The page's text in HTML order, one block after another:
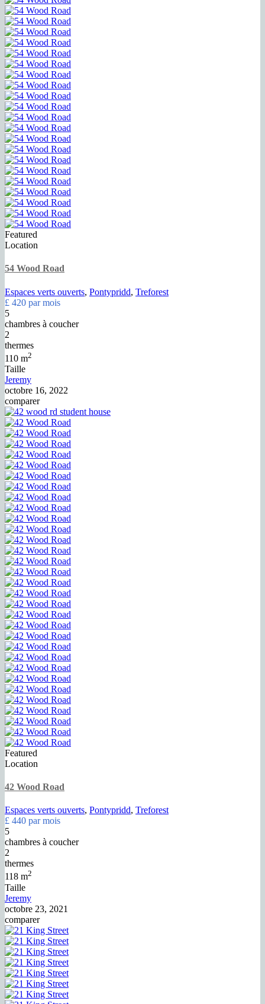
Featured
Location
54 Wood Road
Espaces verts ouverts, Pontypridd, Treforest
£ 420 par mois
5
chambres à coucher
2
thermes
110 m2
Taille
Jeremy
octobre 16, 2022
comparer
Featured
Location
42 Wood Road
Espaces verts ouverts, Pontypridd, Treforest
£ 440 par mois
5
chambres à coucher
2
thermes
118 m2
Taille
Jeremy
octobre 23, 2021
comparer